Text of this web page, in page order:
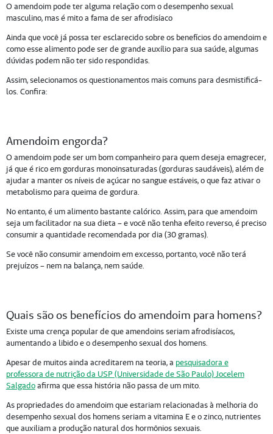
O amendoim pode ter alguma relação com o desempenho sexual
masculino, mas é mito a fama de ser afrodisíaco
Ainda que você já possa ter esclarecido sobre os benefícios do amendoim e
como esse alimento pode ser de grande auxílio para sua saúde, algumas
dúvidas podem não ter sido respondidas.
Assim, selecionamos os questionamentos mais comuns para desmistificá-
los. Confira:
Amendoim engorda?
O amendoim pode ser um bom companheiro para quem deseja emagrecer,
já que é rico em gorduras monoinsaturadas (gorduras saudáveis), além de
ajudar a manter os níveis de açúcar no sangue estáveis, o que faz ativar o
metabolismo para queima de gordura.
No entanto, é um alimento bastante calórico. Assim, para que amendoim
seja um facilitador na sua dieta – e você não tenha efeito reverso, é preciso
consumir a quantidade recomendada por dia (30 gramas).
Se você não consumir amendoim em excesso, portanto, você não terá
prejuízos – nem na balança, nem saúde.
Quais são os benefícios do amendoim para homens?
Existe uma crença popular de que amendoins seriam afrodisíacos,
aumentando a libido e o desempenho sexual dos homens.
Apesar de muitos ainda acreditarem na teoria, a pesquisadora e
professora de nutrição da USP (Universidade de São Paulo) Jocelem
Salgadoafirma que essa história não passa de um mito.
As propriedades do amendoim que estariam relacionadas à melhoria do
desempenho sexual dos homens seriam a vitamina E e o zinco, nutrientes
que auxiliam a produção natural dos hormônios sexuais.